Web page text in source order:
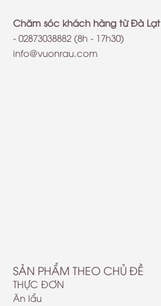
Chăm sóc khách hàng từ Đà Lạt
- 02873038882 (8h - 17h30)
info@vuonrau.com
SẢN PHẨM THEO CHỦ ĐỀ
THỰC ĐƠN
Ăn lẩu